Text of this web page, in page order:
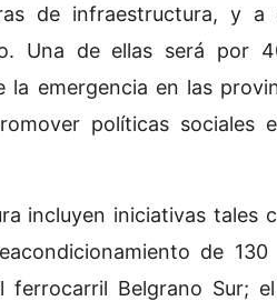
de infraestructura, y a
Una de ellas será por
emergencia en las
políticas sociales
incluyen iniciativas tales
de
Belgrano Sur;